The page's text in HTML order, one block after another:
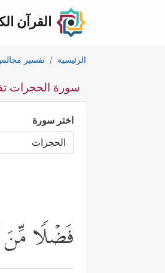
القرآن
الرئيسية تفسير مجالس
سورة الحجرات
اختر سورة
فَضۡلࣰا مِّنَ